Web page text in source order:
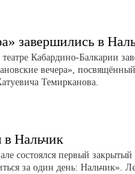
завершились в
Кабардино-Балкарии
вечера»,
Темирканова.
Нальчик
состоялся первый закрытый
за один день: Нальчик».